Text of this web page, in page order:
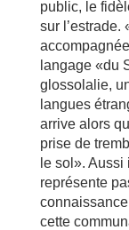
public, le
sur l’estrade.
langage «du
glossolalie,
langues
arrive alors
prise de
le sol».
représente
cette